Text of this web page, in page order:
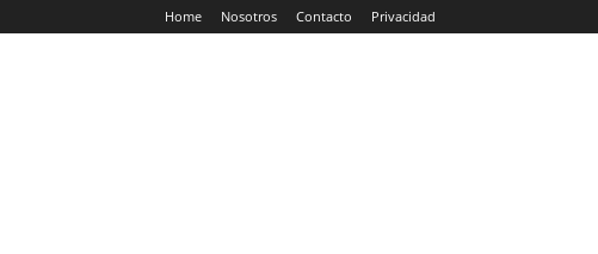
Home Nosotros Contacto Privacidad